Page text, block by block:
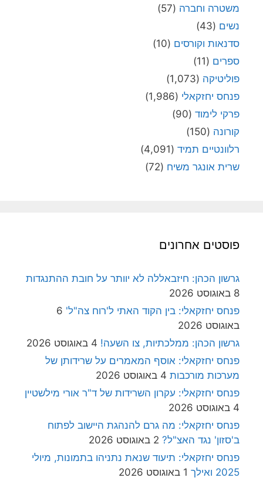
משטרה וחברה (57)
נשים (43)
סדנאות וקורסים (10)
ספרים (11)
פוליטיקה (1,073)
פנחס יחזקאלי (1,986)
פרקי לימוד (90)
קורונה (150)
רלוונטיים תמיד (4,091)
שרית אונגר משיח (72)
פוסטים אחרונים
גרשון הכהן: חיזבאללה לא יוותר על חובת ההתנגדות
8 באוגוסט 2026
פנחס יחזקאלי: בין הקוד האתי ל'רוח צה"ל' 6
באוגוסט 2026
גרשון הכהן: ממלכתיות, צו השעה! 4 באוגוסט 2026
פנחס יחזקאלי: אוסף המאמרים על שרידותן של
מערכות מורכבות 4 באוגוסט 2026
פנחס יחזקאלי: עקרון השרידות של ד"ר אורי מילשטיין
4 באוגוסט 2026
פנחס יחזקאלי: מה גרם להנהגת היישוב לפתוח
ב'סזון' נגד האצ"ל? 2 באוגוסט 2026
פנחס יחזקאלי: תיעוד שנאת נתניהו בתמונות, מיולי
2025 ואילך
1 באוגוסט 2026